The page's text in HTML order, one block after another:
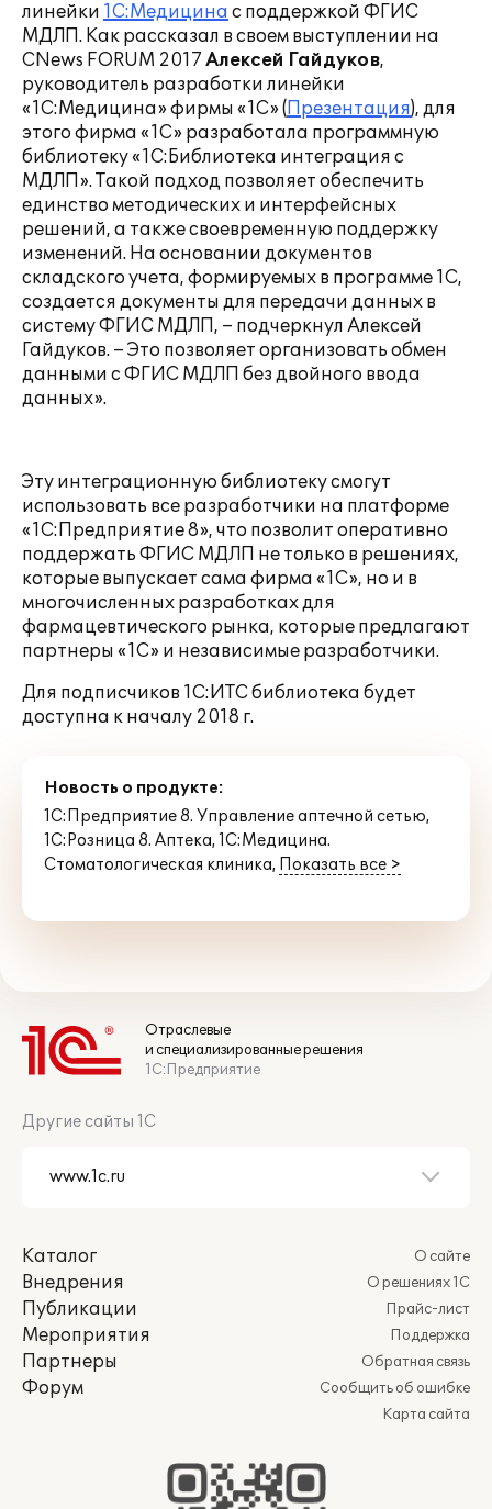
линейки 1С:Медицина с поддержкой ФГИС
МДЛП. Как рассказал в своем выступлении на
CNews FORUM 2017 Алексей Гайдуков,
руководитель разработки линейки
«1С:Медицина» фирмы «1С» (Презентация), для
этого фирма «1С» разработала программную
библиотеку «1С:Библиотека интеграция с
МДЛП». Такой подход позволяет обеспечить
единство методических и интерфейсных
решений, а также своевременную поддержку
изменений. На основании документов
складского учета, формируемых в программе 1С,
создается документы для передачи данных в
систему ФГИС МДЛП, – подчеркнул Алексей
Гайдуков. – Это позволяет организовать обмен
данными с ФГИС МДЛП без двойного ввода
данных».
Эту интеграционную библиотеку смогут
использовать все разработчики на платформе
«1С:Предприятие 8», что позволит оперативно
поддержать ФГИС МДЛП не только в решениях,
которые выпускает сама фирма «1С», но и в
многочисленных разработках для
фармацевтического рынка, которые предлагают
партнеры «1С» и независимые разработчики.
Для подписчиков 1С:ИТС библиотека будет
доступна к началу 2018 г.
Новость о продукте:
1С:Предприятие 8. Управление аптечной сетью,
1С:Розница 8. Аптека,1С:Медицина.
Стоматологическая клиника, Показать все >
Отраслевые
и специализированные решения
1С:Предприятие
Другие сайты 1С
Каталог
Внедрения
Публикации
Мероприятия
Партнеры
Форум
О сайте
О решениях 1С
Прайс-лист
Поддержка
Обратная связь
Сообщить об ошибке
Карта сайта